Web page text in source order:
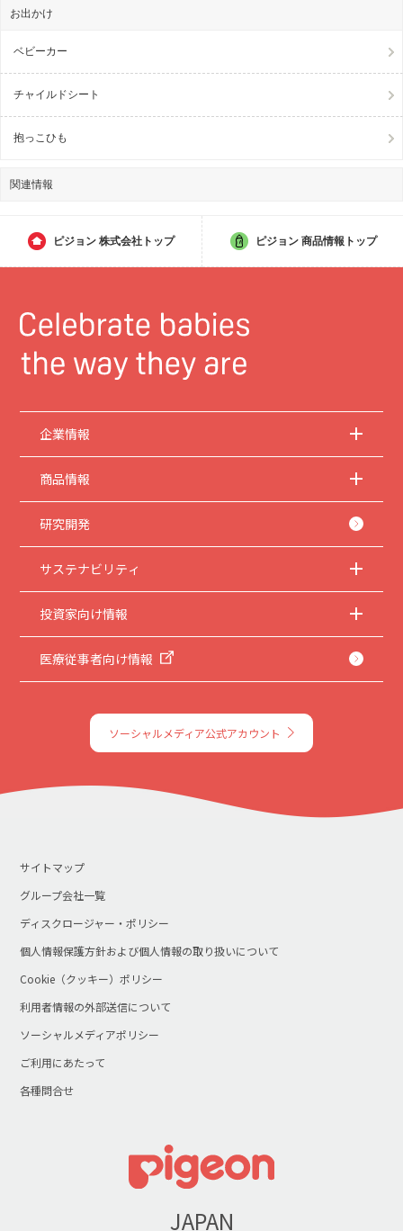
お出かけ
ベビーカー
チャイルドシート
抱っこひも
関連情報
ピジョン 株式会社トップ ピジョン 商品情報トップ
企業情報
商品情報
研究開発
サステナビリティ
投資家向け情報
医療従事者向け情報
ソーシャルメディア公式アカウント
サイトマップ
グループ会社一覧
ディスクロージャー・ポリシー
個人情報保護方針および個人情報の取り扱いについて
Cookie（クッキー）ポリシー
利用者情報の外部送信について
ソーシャルメディアポリシー
ご利用にあたって
各種問合せ
JAPAN